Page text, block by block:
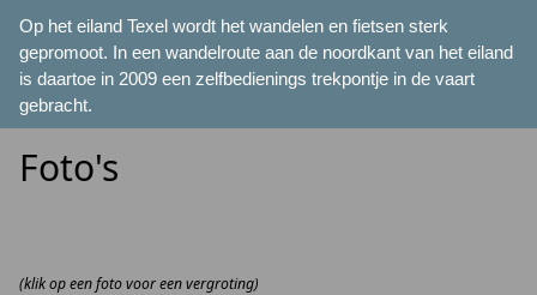
Op het eiland Texel wordt het wandelen en fietsen sterk
gepromoot. In een wandelroute aan de noordkant van het eiland
is daartoe in 2009 een zelfbedienings trekpontje in de vaart
gebracht.
Foto's
(klik op een foto voor een vergroting)